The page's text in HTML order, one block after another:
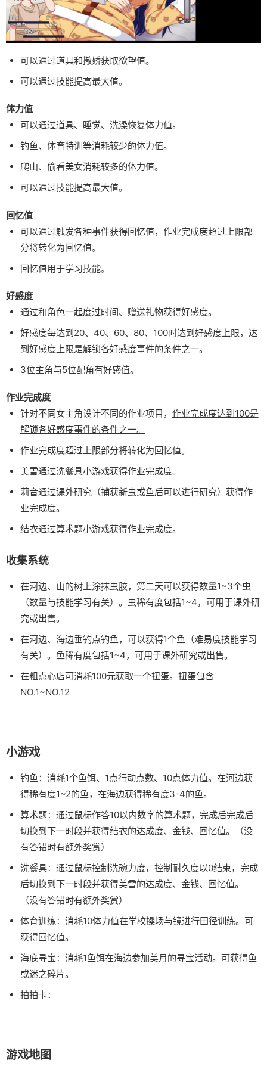
可以通过道具和撒娇获取欲望值。
可以通过技能提高最大值。
体力值
可以通过道具、睡觉、洗澡恢复体力值。
钓鱼、体育特训等消耗较少的体力值。
爬山、偷看美女消耗较多的体力值。
可以通过技能提高最大值。
回忆值
可以通过触发各种事件获得回忆值，作业完成度超过上限部
分将转化为回忆值。
回忆值用于学习技能。
好感度
通过和角色一起度过时间、赠送礼物获得好感度。
好感度每达到20、40、60、80、100时达到好感度上限， 达
到好感度上限是解锁各好感度事件的条件之一。
3位主角与5位配角有好感值。
作业完成度
针对不同女主角设计不同的作业项目， 作业完成度达到100是
解锁各好感度事件的条件之一。
作业完成度超过上限部分将转化为回忆值。
美雪通过洗餐具小游戏获得作业完成度。
莉音通过课外研究（捕获新虫或鱼后可以进行研究）获得作
业完成度。
结衣通过算术题小游戏获得作业完成度。
收集系统
在河边、山的树上涂抹虫胶，第二天可以获得数量1~3个虫
（数量与技能学习有关）。虫稀有度包括1~4，可用于课外研
究或出售。
在河边、海边垂钓点钓鱼，可以获得1个鱼（难易度技能学习
有关）。鱼稀有度包括1~4，可用于课外研究或出售。
在粗点心店可消耗100元获取一个扭蛋。扭蛋包含
NO.1~NO.12
小游戏
钓鱼：消耗1个鱼饵、1点行动点数、10点体力值。在河边获
得稀有度1~2的鱼，在海边获得稀有度3-4的鱼。
算术题：通过鼠标作答10以内数字的算术题，完成后完成后
切换到下一时段并获得结衣的达成度、金钱、回忆值。（没
有答错时有额外奖赏）
洗餐具：通过鼠标控制洗碗力度，控制耐久度以0结束，完成
后切换到下一时段并获得美雪的达成度、金钱、回忆值。
（没有答错时有额外奖赏）
体育训练：消耗10体力值在学校操场与镜进行田径训练。可
获得回忆值。
海底寻宝：消耗1鱼饵在海边参加美月的寻宝活动。可获得鱼
或迷之碎片。
拍拍卡：
游戏地图